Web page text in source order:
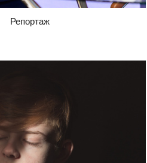
Репортаж